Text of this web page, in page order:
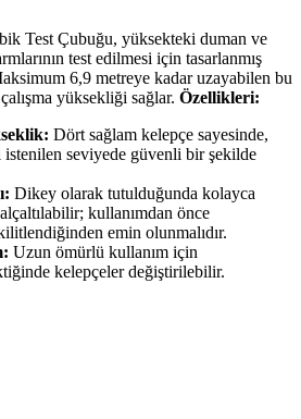
Test Çubuğu, yüksekteki duman ve
test edilmesi için tasarlanmış
6,9 metreye kadar uzayabilen bu
yüksekliği sağlar. Özellikleri:
Dört sağlam kelepçe sayesinde,
seviyede güvenli bir şekilde
Dikey olarak tutulduğunda kolayca
kullanımdan önce
emin olunmalıdır.
Uzun ömürlü kullanım için
kelepçeler değiştirilebilir.